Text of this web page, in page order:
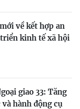
về kết hợp an
kinh tế xã hội
giao 33: Tăng
hành động cụ